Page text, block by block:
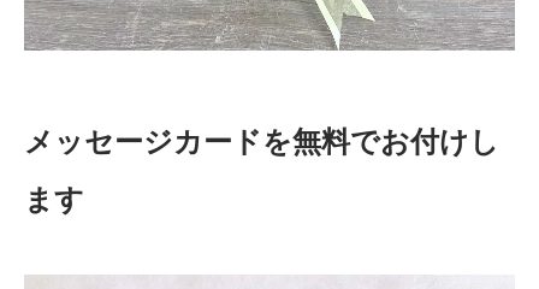
メッセージカードを無料でお付けし
ます